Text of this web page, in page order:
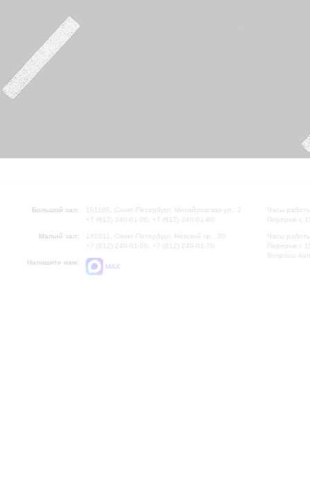
Большой зал:
191186, Санкт-Петербург, Михайловская ул., 2
+7 (812) 240-01-00, +7 (812) 240-01-80
Малый зал:
191011, Санкт-Петербург, Невский пр., 30
+7 (812) 240-01-00, +7 (812) 240-01-70
Напишите нам:
MAX
Часы
Перерыв с
Часы
Перерыв с
Вопросы